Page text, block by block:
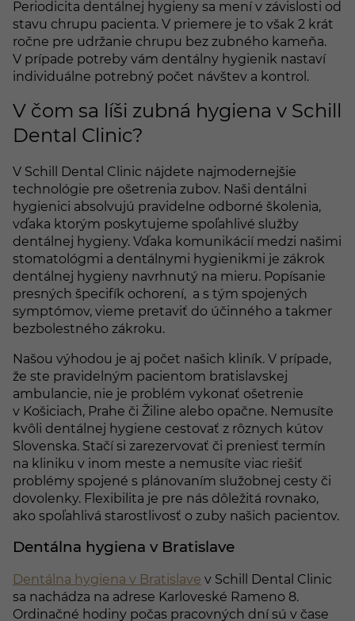
Periodicita dentálnej hygieny sa mení v závislosti od
stavu chrupu pacienta. V priemere je to však 2 krát
ročne pre udržanie chrupu bez zubného kameňa.
V prípade potreby vám dentálny hygienik nastaví
individuálne potrebný počet návštev a kontrol.
V čom sa líši zubná hygiena v Schill
Dental Clinic?
V Schill Dental Clinic nájdete najmodernejšie
technológie pre ošetrenia zubov. Naši dentálni
hygienici absolvujú pravidelne odborné školenia,
vďaka ktorým poskytujeme spoľahlivé služby
dentálnej hygieny. Vďaka komunikácií medzi našimi
stomatológmi a dentálnymi hygienikmi je zákrok
dentálnej hygieny navrhnutý na mieru. Popísanie
presných špecifík ochorení, a s tým spojených
symptómov, vieme pretaviť do účinného a takmer
bezbolestného zákroku.
Našou výhodou je aj počet našich kliník. V prípade,
že ste pravidelným pacientom bratislavskej
ambulancie, nie je problém vykonať ošetrenie
v Košiciach, Prahe či Žiline alebo opačne. Nemusíte
kvôli dentálnej hygiene cestovať z rôznych kútov
Slovenska. Stačí si zarezervovať či preniesť termín
na kliniku v inom meste a nemusíte viac riešiť
problémy spojené s plánovaním služobnej cesty či
dovolenky. Flexibilita je pre nás dôležitá rovnako,
ako spoľahlivá starostlivosť o zuby našich pacientov.
Dentálna hygiena v Bratislave
Dentálna hygiena v Bratislave v Schill Dental Clinic
sa nachádza na adrese Karloveské Rameno 8.
Ordinačné hodiny počas pracovných dní sú v čase